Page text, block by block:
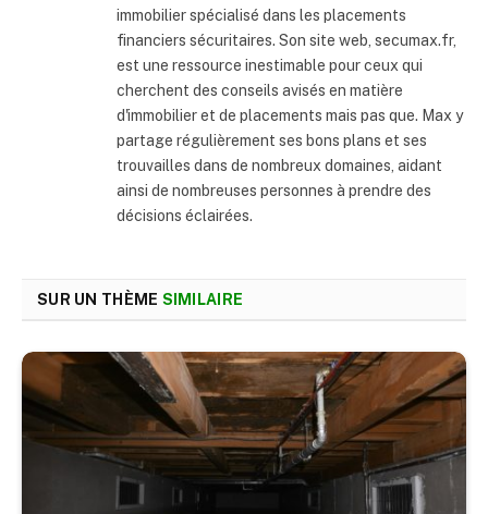
immobilier spécialisé dans les placements
financiers sécuritaires. Son site web, secumax.fr,
est une ressource inestimable pour ceux qui
cherchent des conseils avisés en matière
d'immobilier et de placements mais pas que. Max y
partage régulièrement ses bons plans et ses
trouvailles dans de nombreux domaines, aidant
ainsi de nombreuses personnes à prendre des
décisions éclairées.
SUR UN THÈME SIMILAIRE